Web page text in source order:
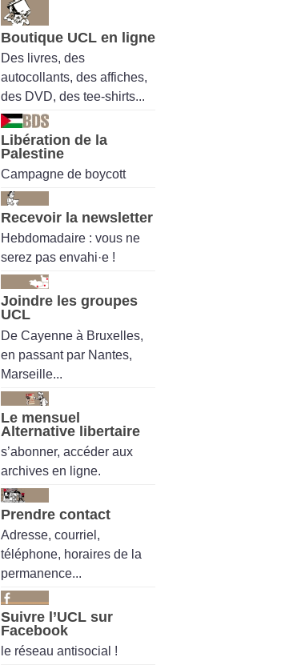
Boutique UCL en ligne
Des livres, des
autocollants, des affiches,
des DVD, des tee-shirts...
Libération de la
Palestine
Campagne de boycott
Recevoir la newsletter
Hebdomadaire : vous ne
serez pas envahi·e !
Joindre les groupes
UCL
De Cayenne à Bruxelles,
en passant par Nantes,
Marseille...
Le mensuel
Alternative libertaire
s’abonner, accéder aux
archives en ligne.
Prendre contact
Adresse, courriel,
téléphone, horaires de la
permanence...
Suivre l’UCL sur
Facebook
le réseau antisocial !